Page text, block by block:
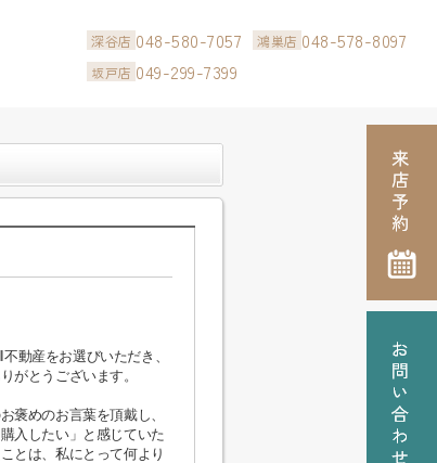
深谷店 048-580-7057 鴻巣店 048-578-8097
坂戸店 049-299-7399
動産をお選びいただき、
がとうございます。
褒めのお言葉を頂戴し、
入したい」と感じていた
とは、私にとって何より